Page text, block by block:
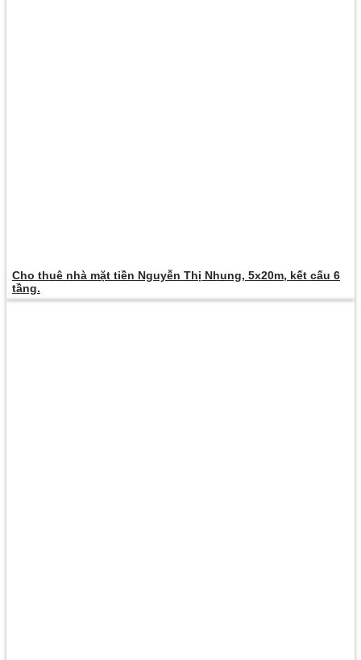
Cho thuê nhà mặt tiền Nguyễn Thị Nhung, 5x20m, kết cấu 6
tầng.